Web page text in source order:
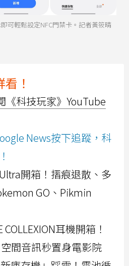
可輕鬆設定NFC門禁卡。記者黃筱晴
！
《科技玩家》YouTube
News按下追蹤，科
開箱！摺痕退散、多
GO、Pikmin
耳機開箱！
間音訊秒置身電影院